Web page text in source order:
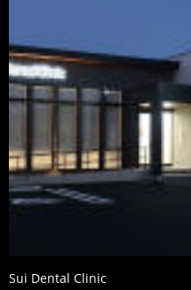
Sui Dental Clinic